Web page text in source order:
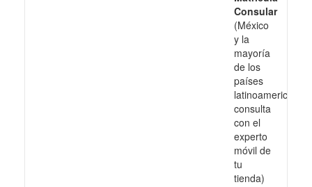
Consular
(México
y la
mayoría
de los
países
latinoamericanos,
consulta
con el
experto
móvil de
tu
tienda)